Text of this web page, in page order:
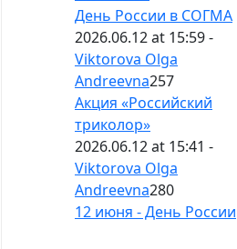
День России в СОГМА
2026.06.12 at 15:59 -
Viktorova Olga
Andreevna257
Акция «Российский
триколор»
2026.06.12 at 15:41 -
Viktorova Olga
Andreevna280
12 июня - День России